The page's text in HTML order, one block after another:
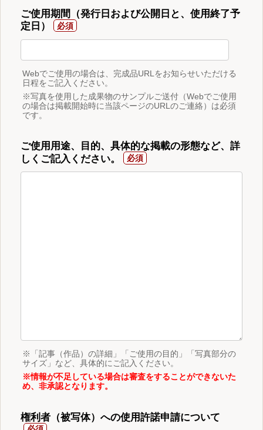
ご使用期間（発行日および公開日と、使用終了予
定日）
Webでご使用の場合は、完成品URLをお知らせいただける
日程をご記入ください。
※写真を使用した成果物のサンプルご送付（Webでご使用
の場合は掲載開始時に当該ページのURLのご連絡）は必須
です。
ご使用用途、目的、具体的な掲載の形態など、詳
しくご記入ください。
※「記事（作品）の詳細」「ご使用の目的」「写真部分の
サイズ」など、具体的にご記入ください。
※情報が不足している場合は審査をすることができないた
め、非承認となります。
権利者（被写体）への使用許諾申請について